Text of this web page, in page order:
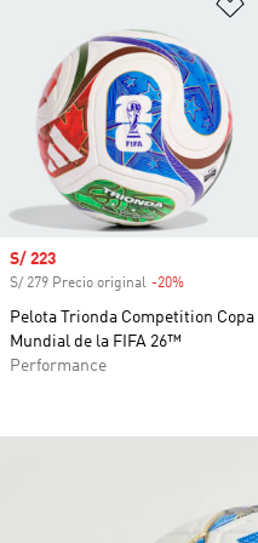
Precio de venta
S/ 223
S/ 279 Precio original -20%
Pelota Trionda Competition Copa
Mundial de la FIFA 26™
Performance